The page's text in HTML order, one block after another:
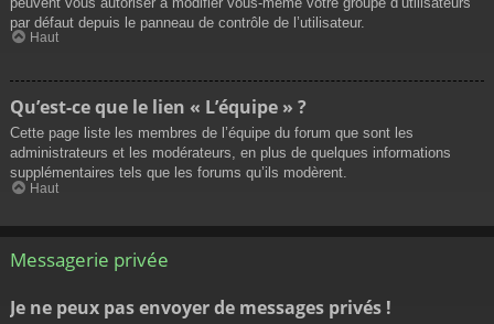
par défaut depuis le panneau de contrôle de l’utilisateur.
Haut
Qu’est-ce que le lien « L’équipe » ?
Cette page liste les membres de l’équipe du forum que sont les
administrateurs et les modérateurs, en plus de quelques informations
supplémentaires tels que les forums qu’ils modèrent.
Haut
Messagerie privée
Je ne peux pas envoyer de messages privés !